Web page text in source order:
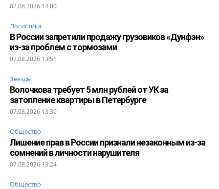
07.08.2026 14:00
Логистика
В России запретили продажу грузовиков «Дунфэн»
из-за проблем с тормозами
07.08.2026 13:51
Звезды
Волочкова требует 5 млн рублей от УК за
затопление квартиры в Петербурге
07.08.2026 13:39
Общество
Лишение прав в России признали незаконным из-за
сомнений в личности нарушителя
07.08.2026 13:24
Общество